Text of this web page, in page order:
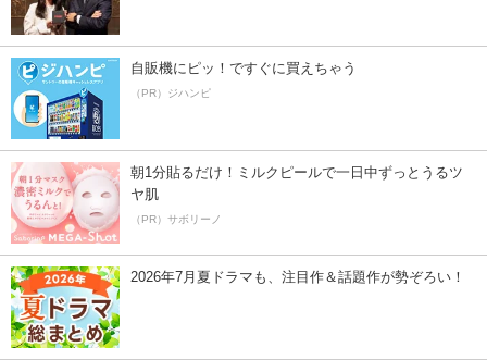
自販機にピッ！ですぐに買えちゃう
（PR）ジハンピ
朝1分貼るだけ！ミルクピールで一日中ずっとうるツ
ヤ肌
（PR）サボリーノ
2026年7月夏ドラマも、注目作＆話題作が勢ぞろい！